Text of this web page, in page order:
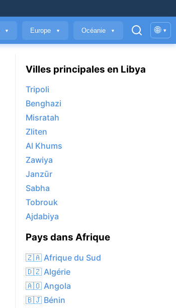
▼ Europe ▼ Océanie ▼ 🌐 ▾
Villes principales en Libya
Tripoli
Benghazi
Misratah
Zliten
Al Khums
Zawiya
Janzūr
Sabha
Tobrouk
Ajdabiya
Pays dans Afrique
🇿🇦 Afrique du Sud
🇩🇿 Algérie
🇦🇴 Angola
🇧🇯 Bénin